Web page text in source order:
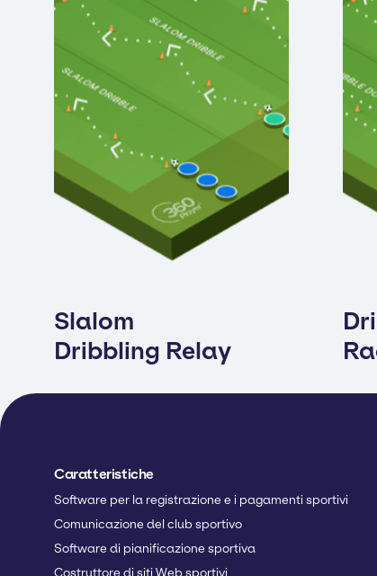
Slalom
Dribbling Relay
Caratteristiche
Software per la registrazione e i pagamenti sportivi
Comunicazione del club sportivo
Software di pianificazione sportiva
Costruttore di siti Web sportivi